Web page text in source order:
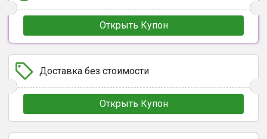
Открыть Купон
Доставка без стоимости
Открыть Купон